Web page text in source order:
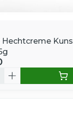
Hechtcreme